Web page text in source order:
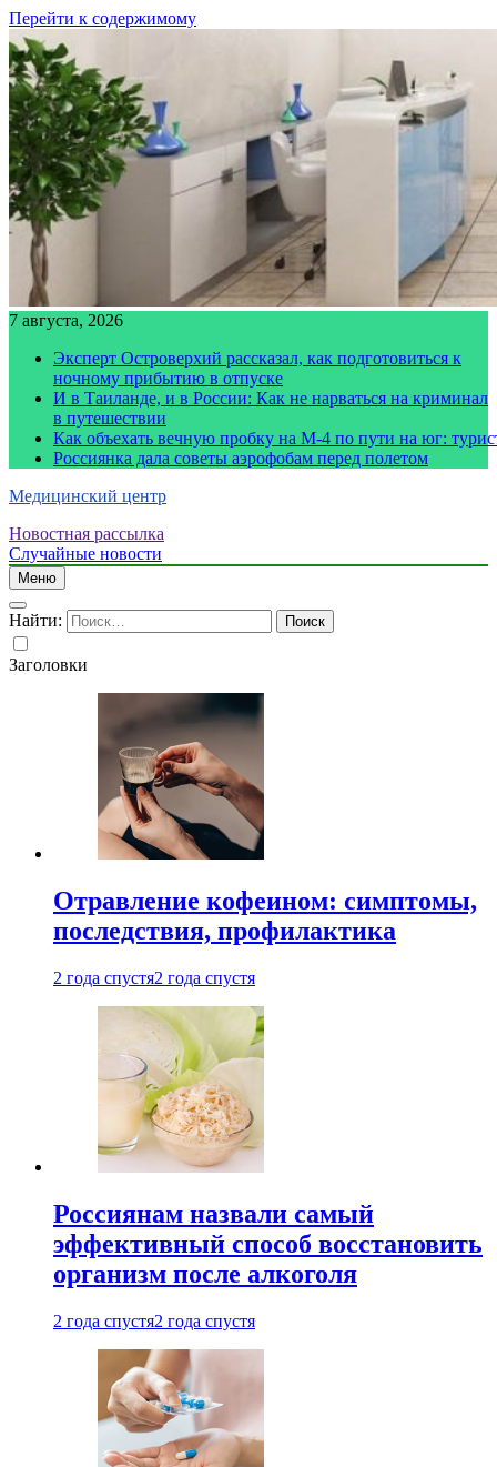
Перейти к содержимому
7 августа, 2026
Эксперт Островерхий рассказал, как подготовиться к
ночному прибытию в отпуске
И в Таиланде, и в России: Как не нарваться на криминал
в путешествии
Как объехать вечную пробку на М-4 по пути на юг:
Россиянка дала советы аэрофобам перед полетом
Медицинский центр
Новостная рассылка
Случайные новости
Меню
Найти:
Заголовки
Отравление кофеином: симптомы,
последствия, профилактика
2 года спустя2 года спустя
Россиянам назвали самый
эффективный способ восстановить
организм после алкоголя
2 года спустя2 года спустя